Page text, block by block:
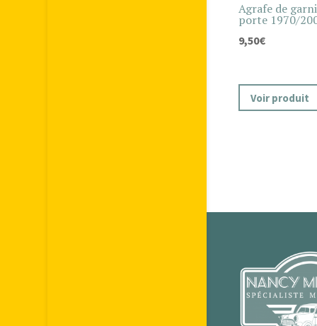
Agrafe de
porte 1970/
9,50€
Voir produit